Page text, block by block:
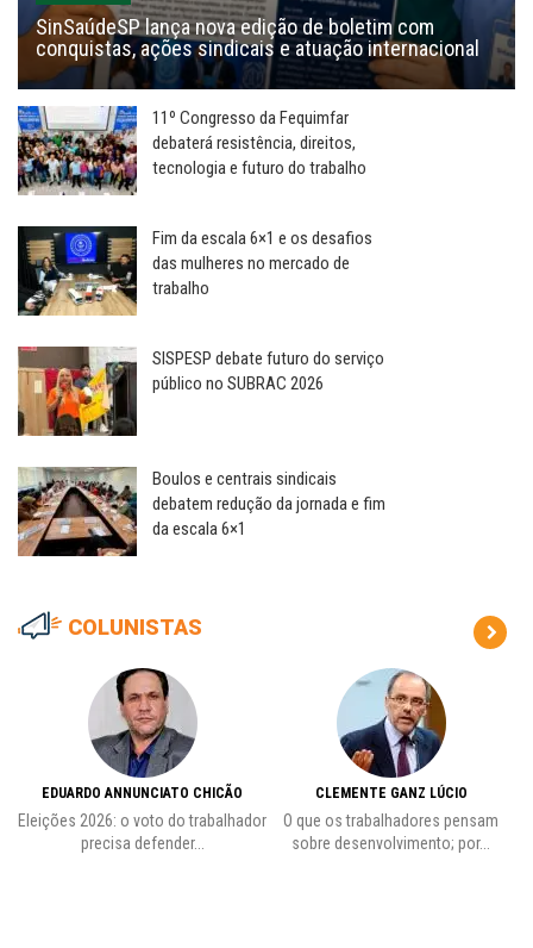
SinSaúdeSP lança nova edição de boletim com
conquistas, ações sindicais e atuação internacional
11º Congresso da Fequimfar
debaterá resistência, direitos,
tecnologia e futuro do trabalho
Fim da escala 6×1 e os desafios
das mulheres no mercado de
trabalho
SISPESP debate futuro do serviço
público no SUBRAC 2026
Boulos e centrais sindicais
debatem redução da jornada e fim
da escala 6×1
COLUNISTAS
EDUARDO ANNUNCIATO CHICÃO
Eleições 2026: o voto do trabalhador
precisa defender...
CLEMENTE GANZ LÚCIO
O que os trabalhadores pensam
sobre desenvolvimento; por...